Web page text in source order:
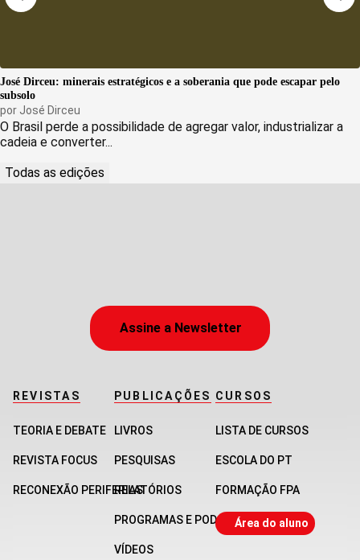
José Dirceu: minerais estratégicos e a soberania que pode escapar pelo
subsolo
por José Dirceu
O Brasil perde a possibilidade de agregar valor, industrializar a
cadeia e converter...
Todas as edições
Assine a Newsletter
REVISTAS
TEORIA E DEBATE
REVISTA FOCUS
RECONEXÃO PERIFERIAS
PUBLICAÇÕES
LIVROS
PESQUISAS
RELATÓRIOS
PROGRAMAS E PODCASTS
VÍDEOS
CURSOS
LISTA DE CURSOS
ESCOLA DO PT
FORMAÇÃO FPA
Área do aluno